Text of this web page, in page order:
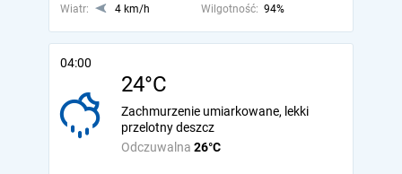
Wiatr:
4 km/h Wilgotność: 94%
04:00
24°C
Odczuwalna 26°C
Zachmurzenie umiarkowane, lekki
przelotny deszcz